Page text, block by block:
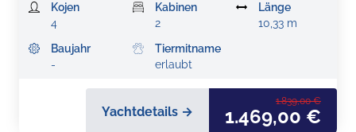
Kojen
4
Kabinen
2
Länge
10,33 m
Baujahr
-
Tiermitname
erlaubt
Yachtdetails →
1.839,00 €
1.469,00 €